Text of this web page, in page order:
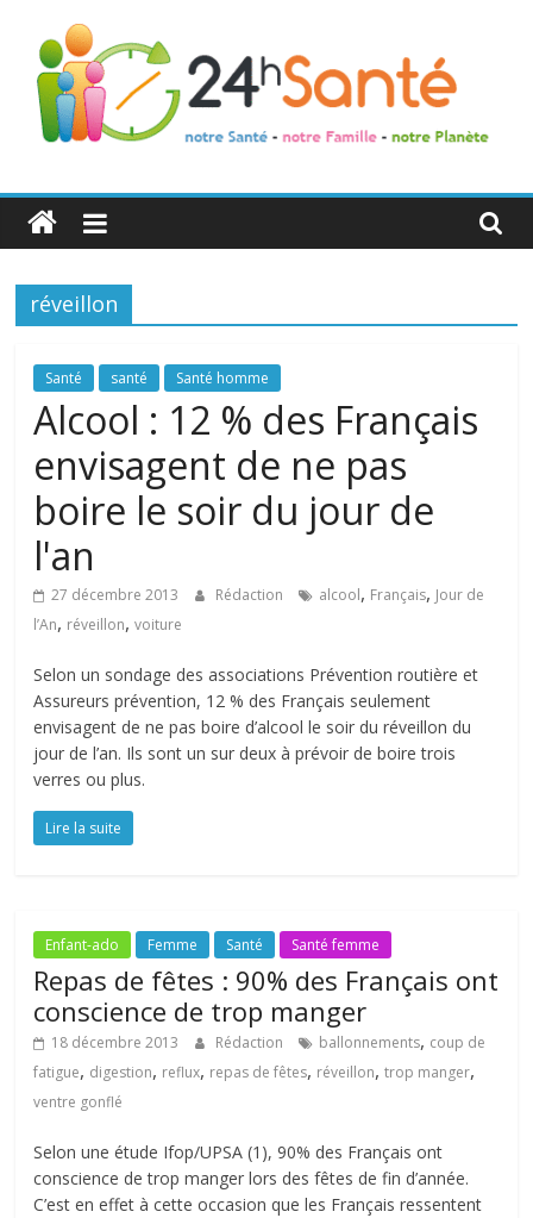
24h
Santé
La
de
toute
famille
réveillon
Santé santé Santé homme
Alcool : 12 % des Français
envisagent de ne pas
boire le soir du jour de
l'an
27 décembre 2013 Rédaction alcool, Français, Jour de
l’An, réveillon,voiture
Selon un sondage des associations Prévention routière et
Assureurs prévention, 12 % des Français seulement
envisagent de ne pas boire d’alcool le soir du réveillon du
jour de l’an. Ils sont un sur deux à prévoir de boire trois
verres ou plus.
Lire la suite
Enfant-ado Femme Santé Santé femme
Repas de fêtes : 90% des Français ont
conscience de trop manger
18 décembre 2013 Rédaction ballonnements, coup de
fatigue, digestion, reflux, repas de fêtes, réveillon,trop manger,
ventre gonflé
Selon une étude Ifop/UPSA (1), 90% des Français ont
conscience de trop manger lors des fêtes de fin d’année.
C’est en effet à cette occasion que les Français ressentent